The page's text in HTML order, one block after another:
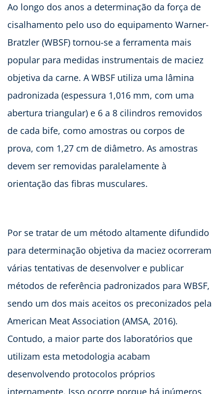
Ao longo dos anos a determinação da força de
cisalhamento pelo uso do equipamento Warner-
Bratzler (WBSF) tornou-se a ferramenta mais
popular para medidas instrumentais de maciez
objetiva da carne. A WBSF utiliza uma lâmina
padronizada (espessura 1,016 mm, com uma
abertura triangular) e 6 a 8 cilindros removidos
de cada bife, como amostras ou corpos de
prova, com 1,27 cm de diâmetro. As amostras
devem ser removidas paralelamente à
orientação das fibras musculares.
Por se tratar de um método altamente difundido
para determinação objetiva da maciez ocorreram
várias tentativas de desenvolver e publicar
métodos de referência padronizados para WBSF,
sendo um dos mais aceitos os preconizados pela
American Meat Association (AMSA, 2016).
Contudo, a maior parte dos laboratórios que
utilizam esta metodologia acabam
desenvolvendo protocolos próprios
internamente. Isso ocorre porque há inúmeros